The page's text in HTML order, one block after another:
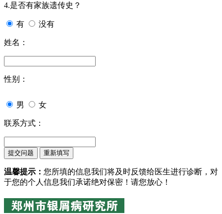
4.是否有家族遗传史？
有 没有
姓名：
性别：
男 女
联系方式：
温馨提示： 您所填的信息我们将及时反馈给医生进行诊断，对
于您的个人信息我们承诺绝对保密！请您放心！